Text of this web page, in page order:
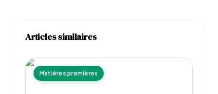
Articles similaires
Matières premières